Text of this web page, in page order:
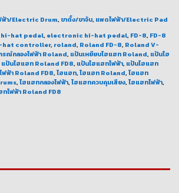
ฟ้า/Electric Drum, ขาตั้ง/ขาจับ, แพดไฟฟ้า/Electric Pad
hat pedal, electronic hi-hat pedal, FD-8, FD-8
hat controller, roland, Roland FD-8, Roland V-
รณ์กลองไฟฟ้า Roland, แป้นเหยียบไฮแฮท Roland, แป้นไฮ
แป้นไฮแฮท Roland FD8, แป้นไฮแฮทไฟฟ้า, แป้นไฮแฮท
ฟฟ้า Roland FD8,ไฮแฮท,ไฮแฮท Roland,ไฮแฮท
,ไฮแฮทกลองไฟฟ้า,ไฮแฮทควบคุมเสียง,ไฮแฮทไฟฟ้า,
ทไฟฟ้า Roland FD8